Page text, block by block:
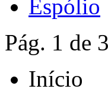
Espólio
Pág. 1 de 3
Início